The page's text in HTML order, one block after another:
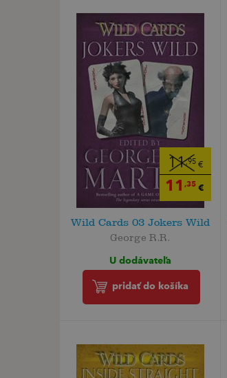
11,95 €
11 ,35 €
Wild Cards 03 Jokers Wild
George R.R.
U dodávateľa
pridať do košíka